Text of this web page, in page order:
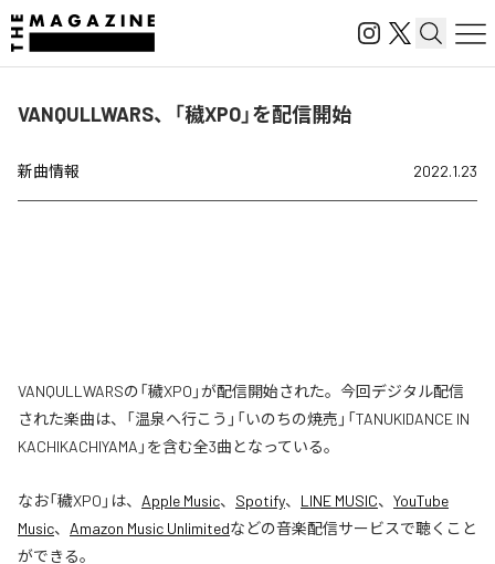
VANQULLWARS、「穢XPO」を配信開始
新曲情報 2022.1.23
VANQULLWARSの「穢XPO」が配信開始された。今回デジタル配信
された楽曲は、「温泉へ行こう」「いのちの焼売」「TANUKIDANCE IN
KACHIKACHIYAMA」を含む全3曲となっている。
なお「穢XPO 」は、 Apple Music、 Spotify、 LINE MUSIC、 YouTube
Music、 Amazon Music Unlimitedなどの音楽配信サービスで聴くこと
ができる。